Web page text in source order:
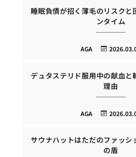
睡眠負債が招く薄毛のリスクと
ンタイム
AGA
デュタステリド服用中の献血と
理由
AGA
サウナハットはただのファッシ
の盾